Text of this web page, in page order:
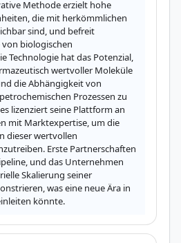
Methode erzielt hohe
die mit herkömmlichen
sind, und befreit
von biologischen
Technologie hat das Potenzial,
wertvoller Moleküle
die Abhängigkeit von
Prozessen zu
lizenziert seine Plattform an
mit Marktexpertise, um die
dieser wertvollen
Erste Partnerschaften
und das Unternehmen
Skalierung seiner
was eine neue Ära in
könnte.